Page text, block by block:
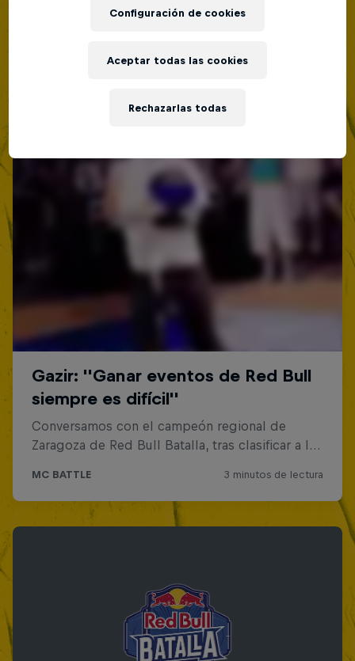
MC BATTLE
Configuración de cookies
Rechazarlas todas
Aceptar todas las cookies